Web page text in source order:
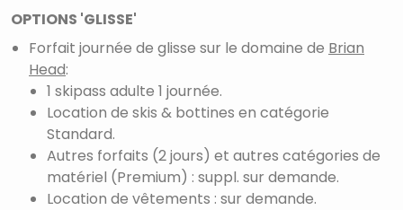
OPTIONS 'GLISSE'
Forfait journée de glisse sur le domaine de Brian
Head:
1 skipass adulte 1 journée.
Location de skis & bottines en catégorie
Standard.
Autres forfaits (2 jours) et autres catégories de
matériel (Premium) : suppl. sur demande.
Location de vêtements : sur demande.